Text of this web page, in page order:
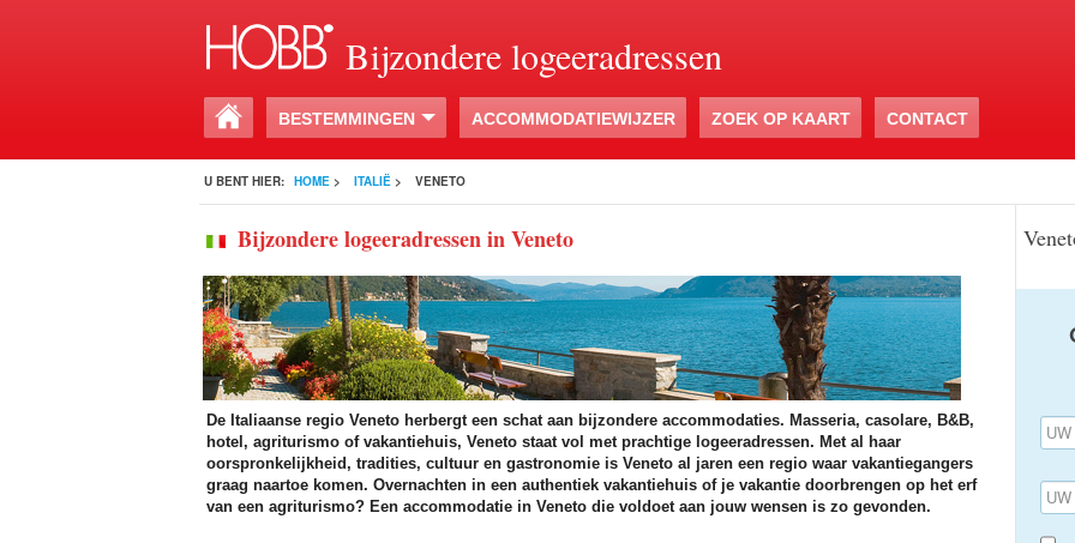
Bijzondere logeeradressen
BESTEMMINGEN ACCOMMODATIEWIJZER ZOEK OP KAART CONTACT
U BENT HIER: HOME > ITALIË > VENETO
Bijzondere logeeradressen in Veneto
De Italiaanse regio Veneto herbergt een schat aan bijzondere accommodaties. Masseria, casolare, B&B,
hotel, agriturismo of vakantiehuis, Veneto staat vol met prachtige logeeradressen. Met al haar
oorspronkelijkheid, tradities, cultuur en gastronomie is Veneto al jaren een regio waar vakantiegangers
graag naartoe komen. Overnachten in een authentiek vakantiehuis of je vakantie doorbrengen op het erf
van een agriturismo? Een accommodatie in Veneto die voldoet aan jouw wensen is zo gevonden.